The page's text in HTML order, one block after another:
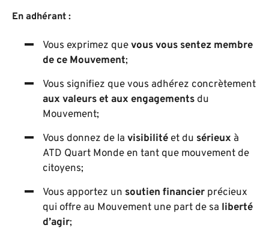
En adhérant :
Vous exprimez quevous vous sentez membre
de ce Mouvement;
Vous signifiez que vous adhérez concrètement
aux valeurs et aux engagements du
Mouvement;
Vous donnez de la visibilité et du sérieux à
ATD Quart Monde en tant que mouvement de
citoyens;
Vous apportez un soutien financier précieux
qui offre au Mouvement une part de sa liberté
d’agir;